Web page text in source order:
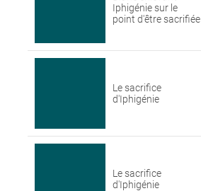
Iphigénie sur le
point d'être sacrifiée
Le sacrifice
d'Iphigénie
Le sacrifice
d'Iphigénie